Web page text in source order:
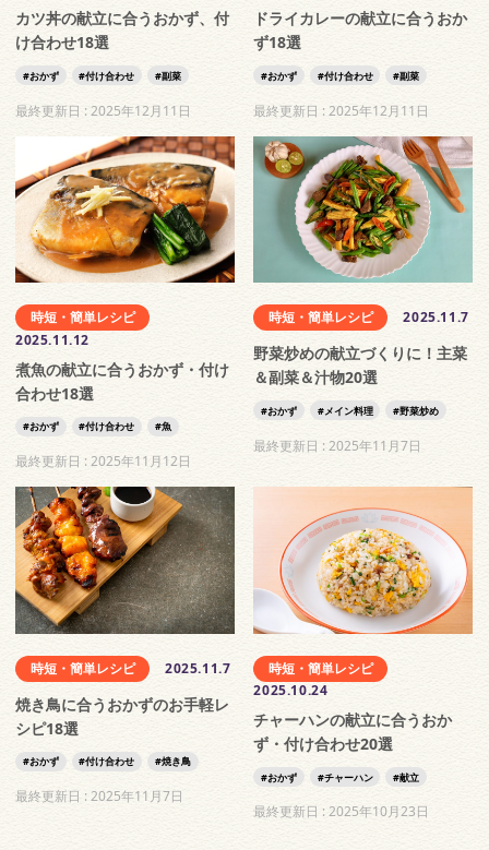
カツ丼の献立に合うおかず、付
け合わせ18選
おかず 付け合わせ 副菜
最終更新日 :2025年12月11日
ドライカレーの献立に合うおか
ず18選
おかず 付け合わせ 副菜
最終更新日 :2025年12月11日
時短・簡単レシピ
2025.11.12
煮魚の献立に合うおかず・付け
合わせ18選
おかず 付け合わせ 魚
最終更新日 : 2025年11月12日
時短・簡単レシピ 2025.11.7
野菜炒めの献立づくりに！主菜
＆副菜＆汁物20選
おかず メイン料理 野菜炒め
最終更新日 :2025年11月7日
時短・簡単レシピ 2025.11.7
焼き鳥に合うおかずのお手軽レ
シピ18選
おかず 付け合わせ 焼き鳥
最終更新日 : 2025年11月7日
時短・簡単レシピ
2025.10.24
チャーハンの献立に合うおか
ず・付け合わせ20選
おかず チャーハン 献立
最終更新日 :2025年10月23日